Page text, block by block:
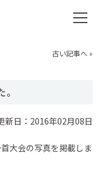
古い記事へ »
新日：2016年02月08日
大会の写真を掲載しま